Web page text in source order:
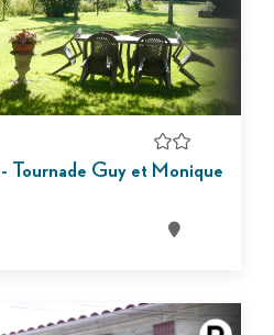
Tournade Guy et Monique